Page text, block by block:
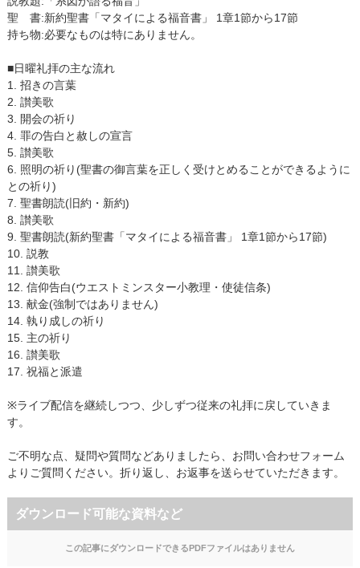
聖 書:新約聖書「マタイによる福音書」 1章1節から17節
持ち物:必要なものは特にありません。
■日曜礼拝の主な流れ
1. 招きの言葉
2. 讃美歌
3. 開会の祈り
4. 罪の告白と赦しの宣言
5. 讃美歌
6. 照明の祈り(聖書の御言葉を正しく受けとめることができるように
との祈り)
7. 聖書朗読(旧約・新約)
8. 讃美歌
9. 聖書朗読(新約聖書「マタイによる福音書」 1章1節から17節)
10. 説教
11. 讃美歌
12. 信仰告白(ウエストミンスター小教理・使徒信条)
13. 献金(強制ではありません)
14. 執り成しの祈り
15. 主の祈り
16. 讃美歌
17. 祝福と派遣
※ライブ配信を継続しつつ、少しずつ従来の礼拝に戻していきま
す。
ご不明な点、疑問や質問などありましたら、お問い合わせフォーム
よりご質問ください。折り返し、お返事を送らせていただきます。
ダウンロード可能な資料など
この記事にダウンロードできるPDFファイルはありません